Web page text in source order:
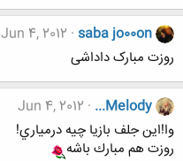
saba jo00on
Jun 4, 2012
روزت مبارک داداشی
...Melody
Jun 4, 2012
وا!اين جلف بازيا چيه درمياري!
روزت هم مبارك باشه